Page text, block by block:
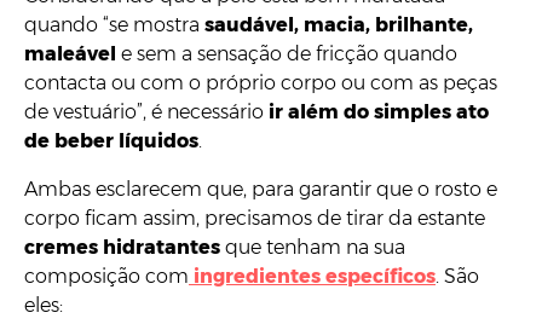
quando “se mostra saudável, macia, brilhante,
maleável e sem a sensação de fricção quando
contacta ou com o próprio corpo ou com as peças
de vestuário”, é necessário ir além do simples ato
de beber líquidos.
Ambas esclarecem que, para garantir que o rosto e
corpo ficam assim, precisamos de tirar da estante
cremes hidratantes que tenham na sua
composição com ingredientes específicos. São
eles: